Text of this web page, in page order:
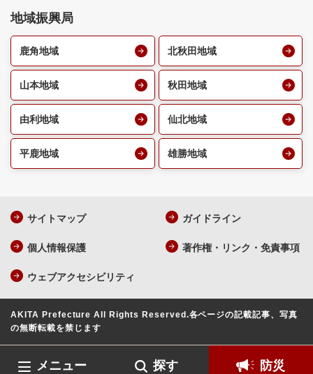
メニュー 探す 防災
地域振興局
鹿角地域 北秋田地域
山本地域 秋田地域
由利地域 仙北地域
平鹿地域 雄勝地域
サイトマップ ガイドライン
個人情報保護 著作権・リンク・免責事項
ウェブアクセシビリティ
AKITA Prefecture All Rights Reserved.各ページの記載記事、写真
の無断転載を禁じます